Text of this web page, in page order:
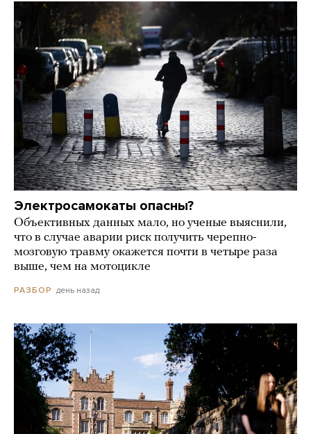
Электросамокаты опасны?
Объективных данных мало, но ученые выяснили,
что в случае аварии риск получить черепно-
мозговую травму окажется почти в четыре раза
выше, чем на мотоцикле
РАЗБОР день назад